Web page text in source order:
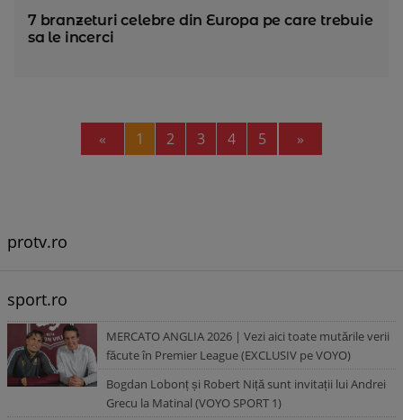
7 branzeturi celebre din Europa pe care trebuie
sa le incerci
« Previous
1 2 3 4 5 »
protv.ro
sport.ro
MERCATO ANGLIA 2026 | Vezi aici toate mutările verii
făcute în Premier League (EXCLUSIV pe VOYO)
Bogdan Lobonț și Robert Niță sunt invitații lui Andrei
Grecu la Matinal (VOYO SPORT 1)